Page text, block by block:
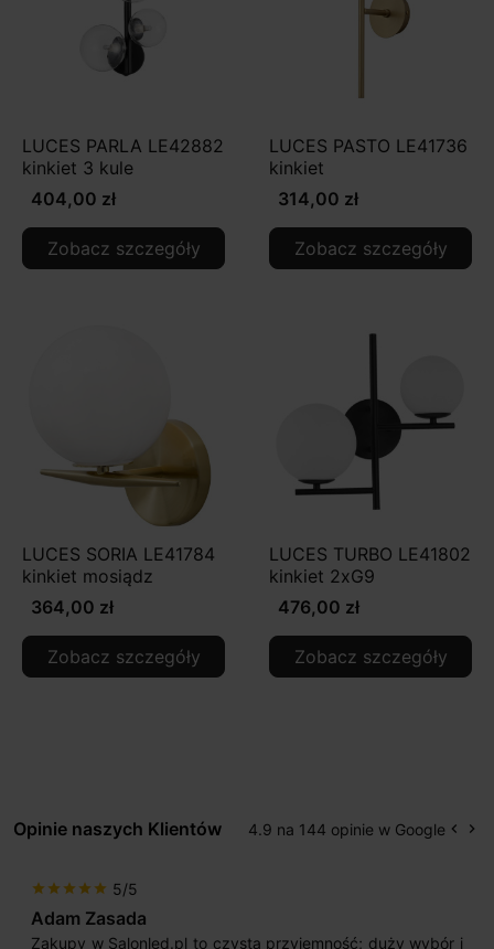
LUCES PARLA LE42882
kinkiet 3 kule
404,00 zł
Zobacz szczegóły
LUCES PASTO LE41736
kinkiet
314,00 zł
Zobacz szczegóły
LUCES SORIA LE41784
kinkiet mosiądz
364,00 zł
Zobacz szczegóły
LUCES TURBO LE41802
kinkiet 2xG9
476,00 zł
Zobacz szczegóły
Opinie naszych Klientów 4.9 na 144 opinie w Google keyboard_arrow_left keyboard_arrow_right
star star star star star 5/5
Adam Zasada
Zakupy w Salonled.pl to czysta przyjemność; duży wybór i